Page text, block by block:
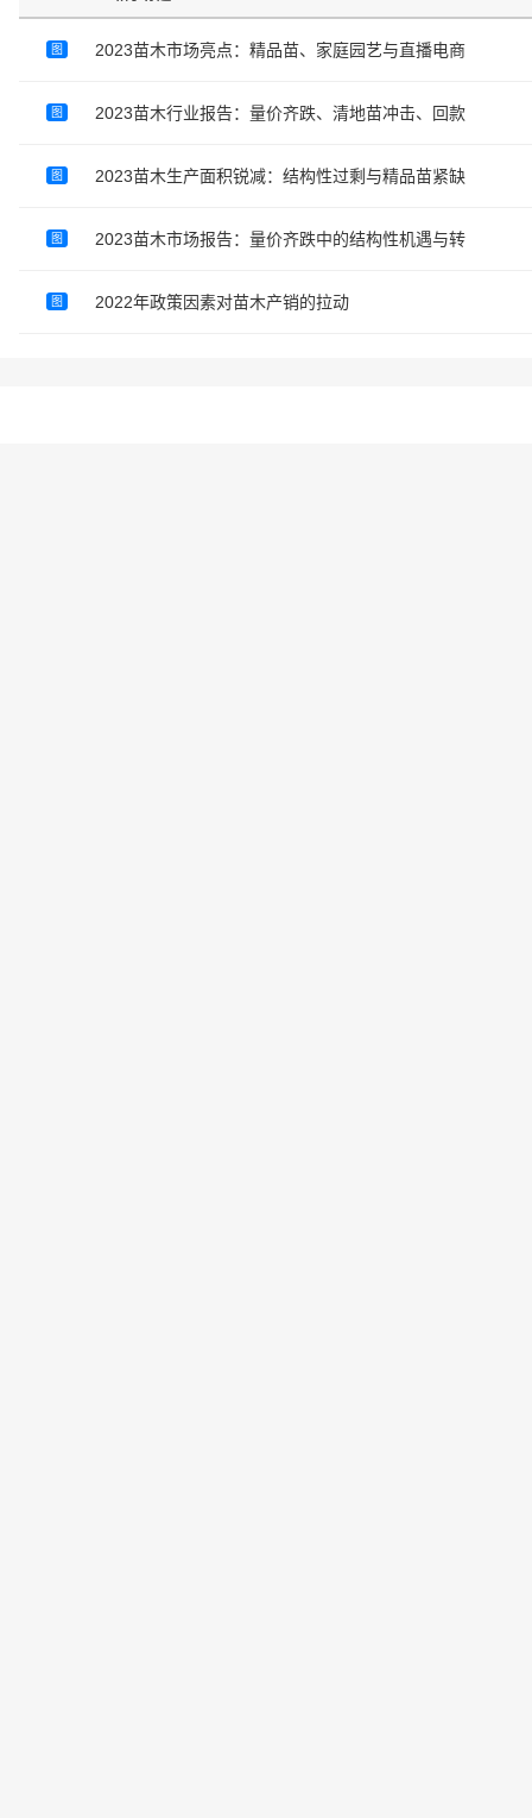
图 2023苗木市场亮点：精品苗、家庭园艺与直播电商
图 2023苗木行业报告：量价齐跌、清地苗冲击、回款
图 2023苗木生产面积锐减：结构性过剩与精品苗紧缺
图 2023苗木市场报告：量价齐跌中的结构性机遇与转
图 2022年政策因素对苗木产销的拉动